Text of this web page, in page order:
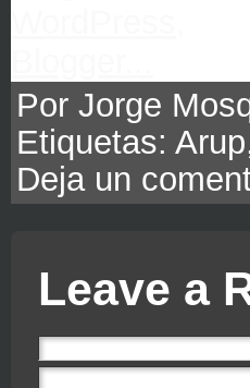
Por Jorge
Etiquetas: Arup
Deja un
Leave a